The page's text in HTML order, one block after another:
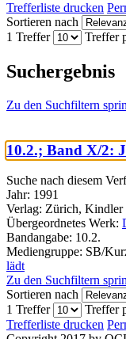
Trefferliste drucken
Sortieren nach
1 Treffer
Treffer
Suchergebnis
Zu den Suchfiltern
10.2.; Band X/2:
Suche nach diesem
Jahr: 1991
Verlag: Zürich, Kindler
Übergeordnetes Werk:
Bandangabe: 10.2.
Mediengruppe: SB/
lädt
Zu den Suchfiltern
Sortieren nach
1 Treffer
Treffer
Trefferliste drucken